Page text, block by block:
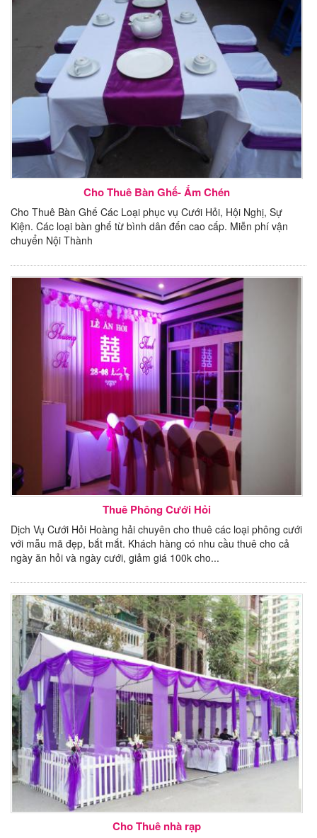
Cho Thuê Bàn Ghế- Ấm Chén
Cho Thuê Bàn Ghế Các Loại phục vụ Cưới Hỏi, Hội Nghị, Sự
Kiện. Các loại bàn ghế từ bình dân đến cao cấp. Miễn phí vận
chuyển Nội Thành
Thuê Phông Cưới Hỏi
Dịch Vụ Cưới Hỏi Hoàng hải chuyên cho thuê các loại phông cưới
với mẫu mã đẹp, bắt mắt. Khách hàng có nhu cầu thuê cho cả
ngày ăn hỏi và ngày cưới, giảm giá 100k cho...
Cho Thuê nhà rạp